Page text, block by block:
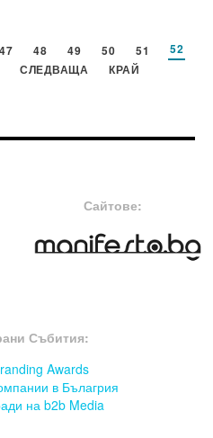
47 48 49 50 51
52
СЛЕДВАЩА КРАЙ
Сайтове:
Събития:
Awards
в Бълагрия
на b2b Media